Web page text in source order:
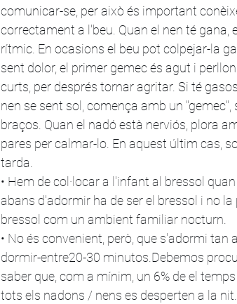
comunicar-se, per això és important
correctament a l'beu. Quan el nen té gana,
rítmic. En ocasions el beu pot colpejar-la
sent dolor, el primer gemec és agut i
curts, per després tornar agritar. Si té
nen se sent sol, comença amb un
braços. Quan el nadó està nerviós, plora
pares per calmar-lo. En aquest últim cas,
tarda.
• Hem de col·locar a l'infant al bressol
abans d'adormir ha de ser el bressol i no
bressol com un ambient familiar nocturn.
• No és convenient, però, que s'adormi
dormir-entre20-30 minutos.Debemos
saber que, com a mínim, un 6% de el
tots els nadons / nens es desperten a la nit.